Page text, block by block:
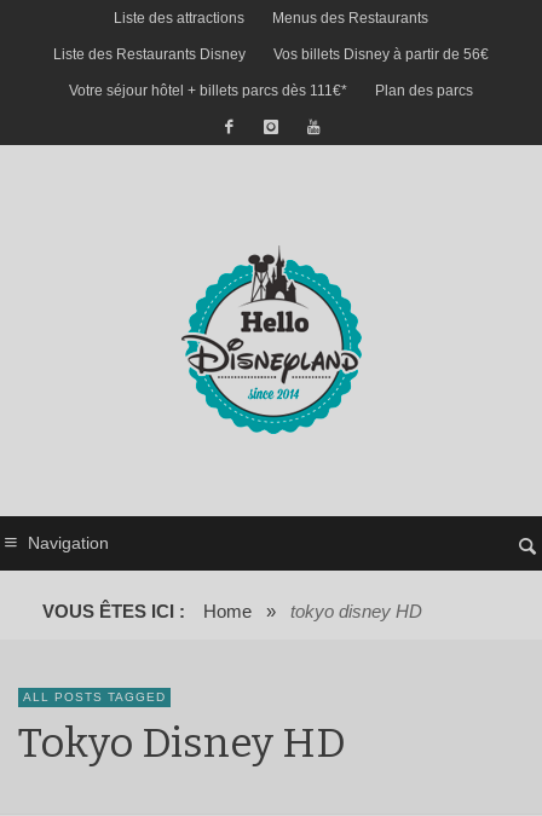
Liste des attractions Menus des Restaurants
Liste des Restaurants Disney Vos billets Disney à partir de 56€
Votre séjour hôtel + billets parcs dès 111€* Plan des parcs
Navigation
VOUS ÊTES ICI : Home » tokyo disney HD
ALL POSTS TAGGED
Tokyo Disney HD